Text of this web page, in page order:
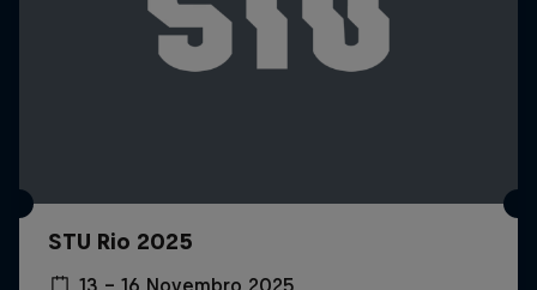
STU Rio 2025
13 – 16 Novembro 2025